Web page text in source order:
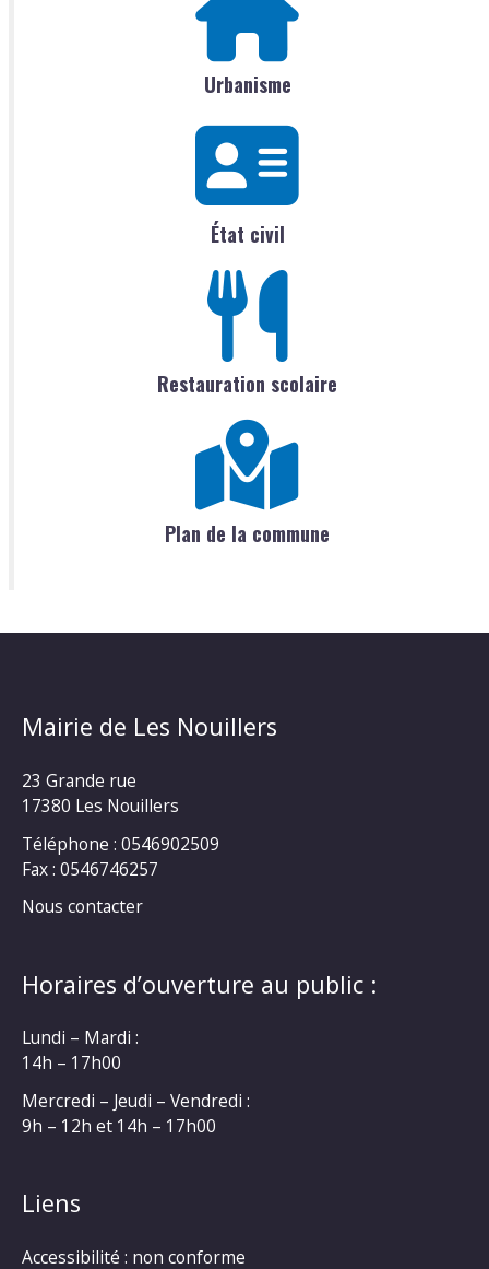
Urbanisme
État civil
Restauration scolaire
Plan de la commune
Mairie de Les Nouillers
23 Grande rue
17380 Les Nouillers
Téléphone : 0546902509
Fax : 0546746257
Nous contacter
Horaires d’ouverture au public :
Lundi – Mardi :
14h – 17h00
Mercredi – Jeudi – Vendredi :
9h – 12h et 14h – 17h00
Liens
Accessibilité : non conforme